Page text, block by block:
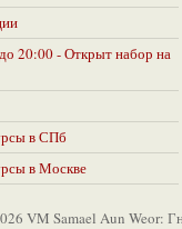
20:00 - Открыт набор на
в СПб
в Москве
VM Samael Aun Weor: